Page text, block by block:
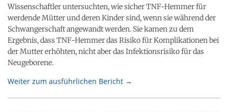
Wissenschaftler untersuchten, wie sicher TNF-Hemmer für
werdende Mütter und deren Kinder sind, wenn sie während der
Schwangerschaft angewandt werden. Sie kamen zu dem
Ergebnis, dass TNF-Hemmer das Risiko für Komplikationen bei
der Mutter erhöhten, nicht aber das Infektionsrisiko für das
Neugeborene.
Weiter zum ausführlichen Bericht →